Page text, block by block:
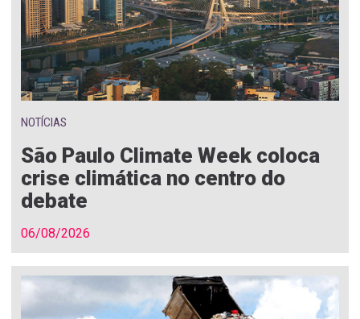
NOTÍCIAS
São Paulo Climate Week coloca
crise climática no centro do
debate
06/08/2026